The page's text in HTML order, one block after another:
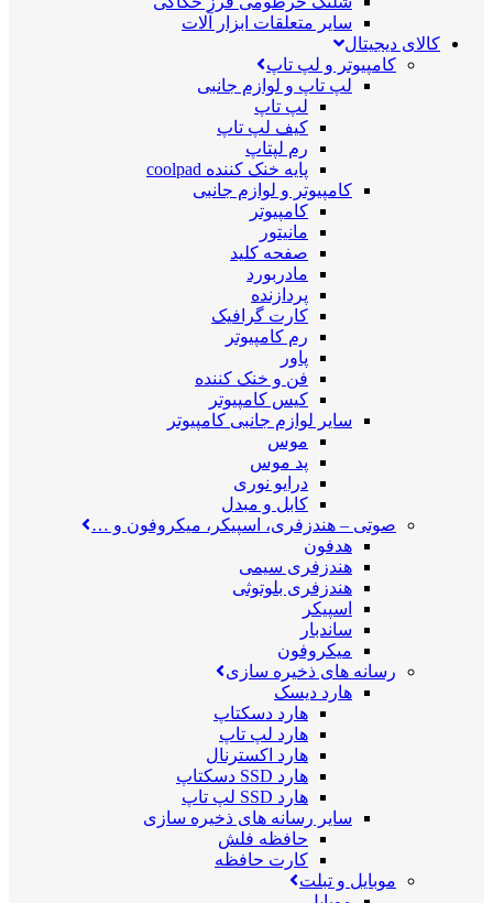
سایر متعلقات ابزار آلات
کالای دیجیتال
کامپیوتر و لپ تاپ
لپ تاپ و لوازم جانبی
لپ تاپ
کیف لپ تاپ
رم لپتاپ
پایه خنک کننده coolpad
کامپیوتر و لوازم جانبی
کامپیوتر
مانیتور
صفحه کلید
مادربورد
پردازنده
کارت گرافیک
رم کامپیوتر
پاور
فن و خنک کننده
کیس کامپیوتر
سایر لوازم جانبی کامپیوتر
موس
پد موس
درایو نوری
کابل و مبدل
صوتی – هندزفری، اسپیکر، میکروفون و …
هدفون
هندزفری سیمی
هندزفری بلوتوثی
اسپیکر
ساندبار
میکروفون
رسانه های ذخیره سازی
هارد دیسک
هارد دسکتاپ
هارد لپ تاپ
هارد اکسترنال
هارد SSD دسکتاپ
هارد SSD لپ تاپ
سایر رسانه های ذخیره سازی
حافظه فلش
کارت حافظه
موبایل و تبلت